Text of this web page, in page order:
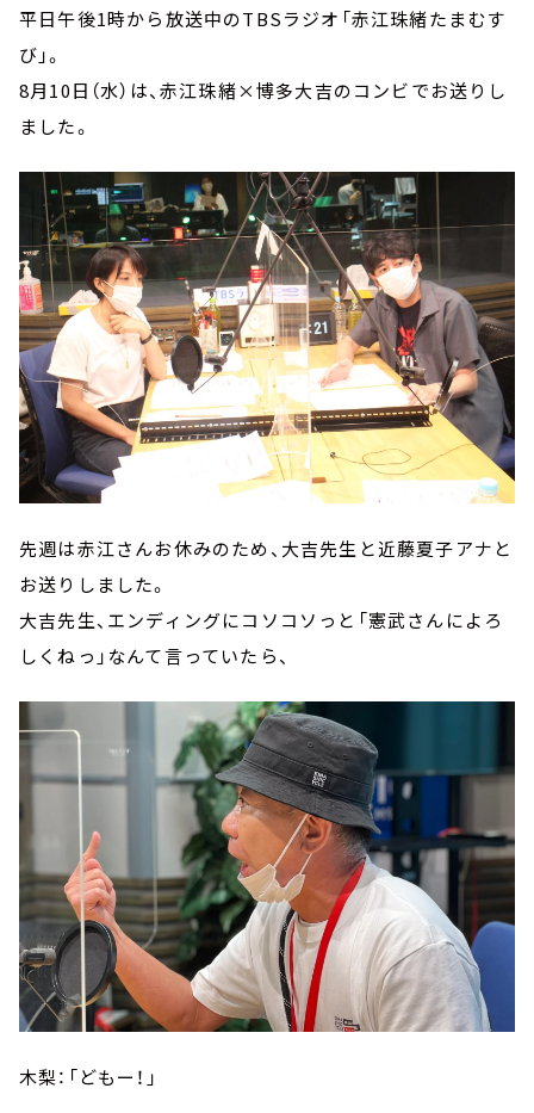
平日午後1時から放送中のTBSラジオ「赤江珠緒たまむす
び」。
8月10日（水）は、赤江珠緒×博多大吉のコンビでお送りし
ました。
先週は赤江さんお休みのため、大吉先生と近藤夏子アナと
お送りしました。
大吉先生、エンディングにコソコソっと「憲武さんによろ
しくねっ」なんて言っていたら、
木梨：「どもー！」